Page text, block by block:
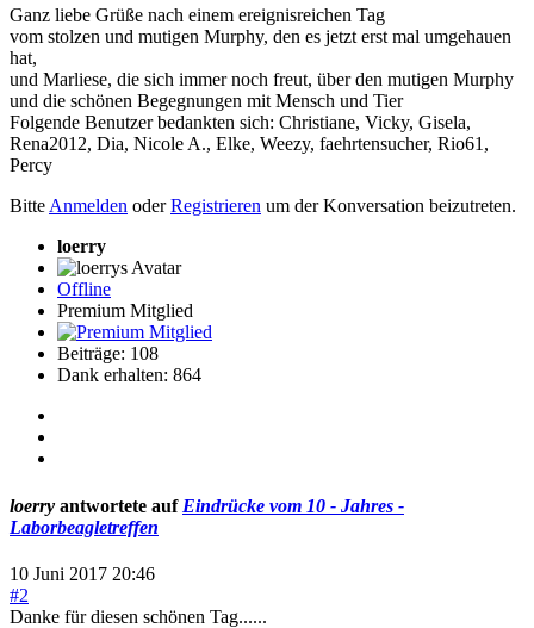
Ganz liebe Grüße nach einem ereignisreichen Tag
vom stolzen und mutigen Murphy, den es jetzt erst mal umgehauen
hat,
und Marliese, die sich immer noch freut, über den mutigen Murphy
und die schönen Begegnungen mit Mensch und Tier
Folgende Benutzer bedankten sich: Christiane, Vicky, Gisela,
Rena2012, Dia, Nicole A., Elke, Weezy, faehrtensucher, Rio61,
Percy
BitteAnmelden oderRegistrieren um der Konversation beizutreten.
loerry
Offline
Premium Mitglied
Beiträge: 108
Dank erhalten: 864
loerry antwortete auf Eindrücke vom 10 - Jahres -
Laborbeagletreffen
10 Juni 2017 20:46
#2
Danke für diesen schönen Tag......